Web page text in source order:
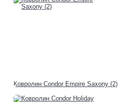
Ковролин Condor Empire Saxony (2)